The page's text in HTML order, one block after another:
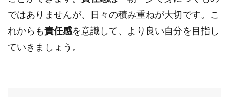
ではありませんが、日々の積み重ねが大切です。こ
れからも責任感を意識して、より良い自分を目指し
ていきましょう。